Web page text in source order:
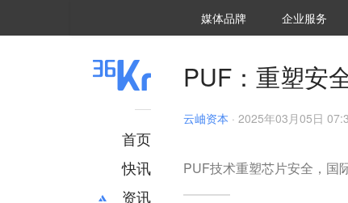
媒体品牌 36Kr研究院
企业服务
首页
快讯
资讯
PUF：重塑安
云岫资本 · 2025年03月05日
PUF技术重塑芯片安全，国